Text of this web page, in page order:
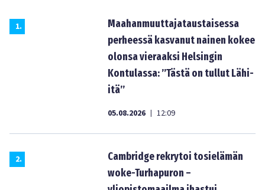
1.
Maahanmuuttajataustaisessa
perheessä kasvanut nainen kokee
olonsa vieraaksi Helsingin
Kontulassa: ”Tästä on tullut Lähi-
itä”
05.08.2026 | 12:09
2.
Cambridge rekrytoi tosielämän
woke-Turhapuron –